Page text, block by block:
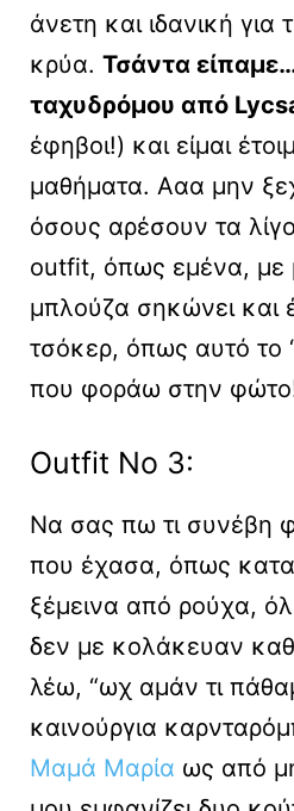
άνετη και ιδανική για
κρύα. Τσάντα
ταχυδρόμου από
έφηβοι!) και είμαι
μαθήματα. Ααα μην
όσους αρέσουν τα
outfit, όπως εμένα, με
μπλούζα σηκώνει και
τσόκερ, όπως αυτό το
που φοράω στην
Outfit No 3:
Να σας πω τι συνέβη
που έχασα, όπως
ξέμεινα από ρούχα,
δεν με κολάκευαν
λέω, “ωχ αμάν τι
καινούργια
Μαμά Μαρία ως από